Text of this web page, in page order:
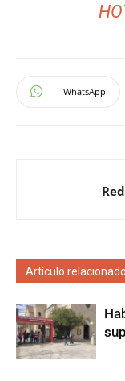
WhatsApp
Artículo